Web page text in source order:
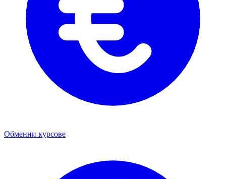
Обменни курсове